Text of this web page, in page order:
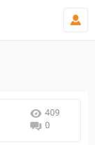
409
0